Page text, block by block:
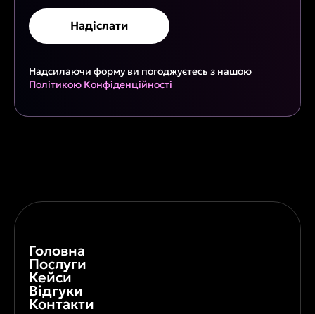
Надсилаючи форму ви погоджуєтесь з нашою
Політикою Конфіденційності
Головна
Послуги
Кейси
Відгуки
Контакти